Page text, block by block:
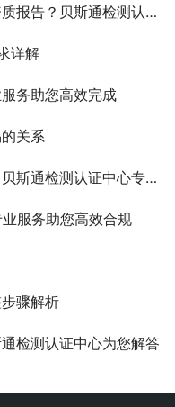
斯通检测认证中心专业指南
详解
务助您高效完成
关系
检测认证中心专业解答
服务助您高效合规
骤解析
检测认证中心为您解答